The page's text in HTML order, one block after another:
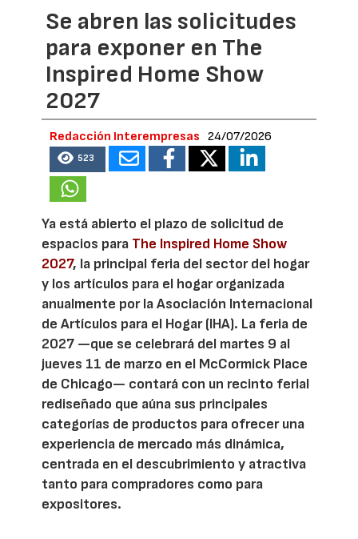
Se abren las solicitudes
para exponer en The
Inspired Home Show
2027
Redacción Interempresas 24/07/2026
523
Ya está abierto el plazo de solicitud de
espacios para The Inspired Home Show
2027, la principal feria del sector del hogar
y los artículos para el hogar organizada
anualmente por la Asociación Internacional
de Artículos para el Hogar (IHA). La feria de
2027 —que se celebrará del martes 9 al
jueves 11 de marzo en el McCormick Place
de Chicago— contará con un recinto ferial
rediseñado que aúna sus principales
categorías de productos para ofrecer una
experiencia de mercado más dinámica,
centrada en el descubrimiento y atractiva
tanto para compradores como para
expositores.